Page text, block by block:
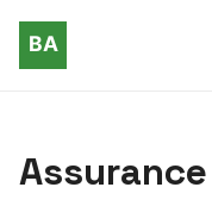
Assurance